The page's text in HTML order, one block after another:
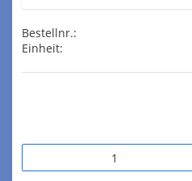
Bestellnr.:
Einheit: